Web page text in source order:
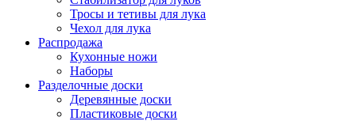
Тросы и тетивы для лука
Чехол для лука
Распродажа
Кухонные ножи
Наборы
Разделочные доски
Деревянные доски
Пластиковые доски